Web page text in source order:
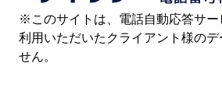
※このサイトは、電話自動応答サ
利用いただいたクライアント様のデ
せん。